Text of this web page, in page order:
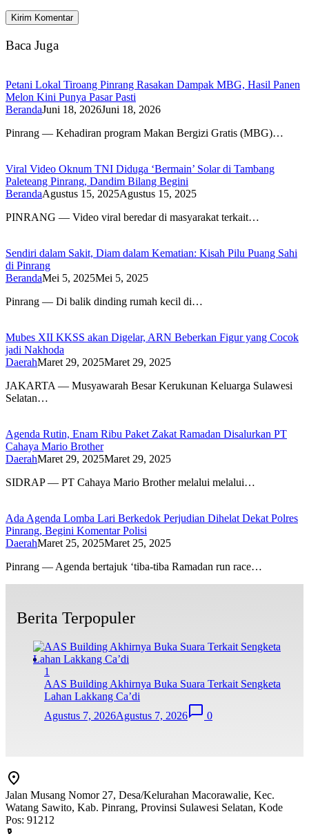
Baca Juga
Petani Lokal Tiroang Pinrang Rasakan Dampak MBG, Hasil Panen
Melon Kini Punya Pasar Pasti
BerandaJuni 18, 2026Juni 18, 2026
Pinrang — Kehadiran program Makan Bergizi Gratis (MBG)…
Viral Video Oknum TNI Diduga ‘Bermain’ Solar di Tambang
Paleteang Pinrang, Dandim Bilang Begini
BerandaAgustus 15, 2025Agustus 15, 2025
PINRANG — Video viral beredar di masyarakat terkait…
Sendiri dalam Sakit, Diam dalam Kematian: Kisah Pilu Puang Sahi
di Pinrang
BerandaMei 5, 2025Mei 5, 2025
Pinrang — Di balik dinding rumah kecil di…
Mubes XII KKSS akan Digelar, ARN Beberkan Figur yang Cocok
jadi Nakhoda
DaerahMaret 29, 2025Maret 29, 2025
JAKARTA — Musyawarah Besar Kerukunan Keluarga Sulawesi
Selatan…
Agenda Rutin, Enam Ribu Paket Zakat Ramadan Disalurkan PT
Cahaya Mario Brother
DaerahMaret 29, 2025Maret 29, 2025
SIDRAP — PT Cahaya Mario Brother melalui melalui…
Ada Agenda Lomba Lari Berkedok Perjudian Dihelat Dekat Polres
Pinrang, Begini Komentar Polisi
DaerahMaret 25, 2025Maret 25, 2025
Pinrang — Agenda bertajuk ‘tiba-tiba Ramadan run race…
Berita Terpopuler
1
AAS Building Akhirnya Buka Suara Terkait Sengketa
Lahan Lakkang Ca’di
Agustus 7, 2026Agustus 7, 2026 0
Jalan Musang Nomor 27, Desa/Kelurahan Macorawalie, Kec.
Watang Sawito, Kab. Pinrang, Provinsi Sulawesi Selatan, Kode
Pos: 91212